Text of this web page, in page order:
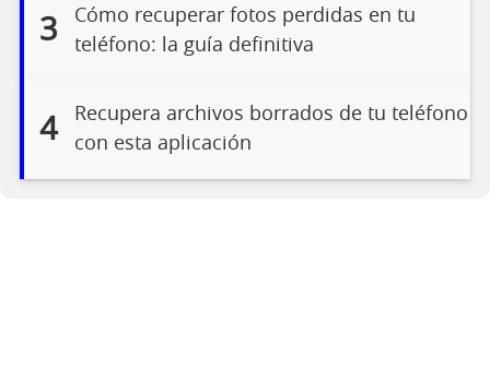
3
Cómo recuperar fotos perdidas en tu
teléfono: la guía definitiva
4
Recupera archivos borrados de tu teléfono
con esta aplicación